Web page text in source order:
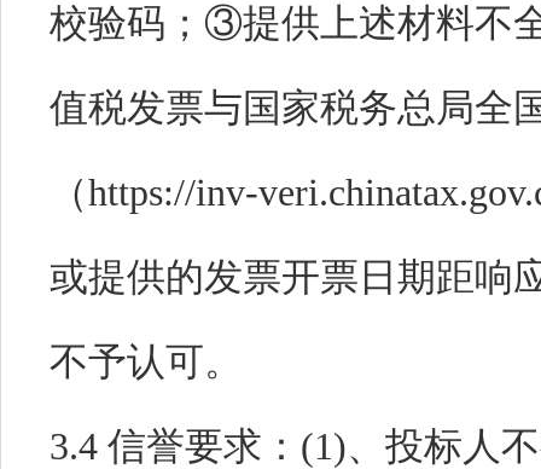
校验码；③提供上述材料不
值税发票与国家税务总局全
（https://inv-
或提供的发票开票日期距响
不予认可。
3.4 信誉要求： (1)、投标人